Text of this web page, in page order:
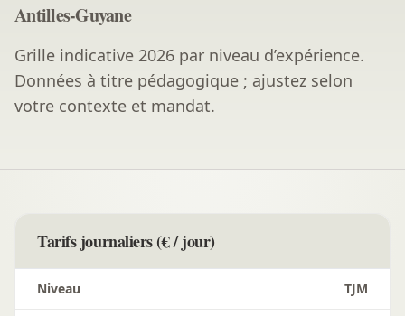
Antilles-Guyane
Grille indicative 2026 par niveau d’expérience.
Données à titre pédagogique ; ajustez selon
votre contexte et mandat.
Tarifs journaliers (€ / jour)
Niveau TJM